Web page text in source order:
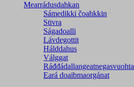
Mearrádusdahkan
Sámedikki čoahkkin
Stivra
Ságadoalli
Lávdegottit
Hálddahus
Válggat
Ráđđádallangeatnegas­vuohta
Eará doaibmaorgánat